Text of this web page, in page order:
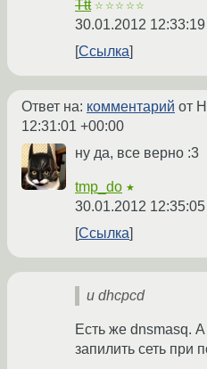
Ttt ☆☆☆☆☆
30.01.2012
Ссылка
Ответ на: комментарий от
12:31:01 +00:00
ну да, все верно :3
tmp_do ★
30.01.2012
Ссылка
и dhcpcd
Есть же dnsmasq.
запилить сеть при